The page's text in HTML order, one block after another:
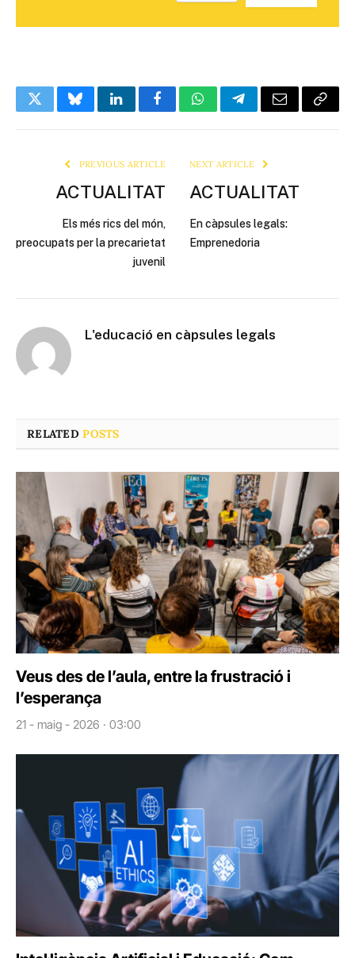
TwitterBlueskyLinkedInFacebookWhatsAppTelegramEmail Copy
PREVIOUS ARTICLE
ACTUALITAT
Els més rics del món,
preocupats per la precarietat
juvenil
NEXT ARTICLE
ACTUALITAT
En càpsules legals:
Emprenedoria
L'educació en càpsules legals
RELATEDPOSTS
Veus des de l’aula, entre la frustració i
l’esperança
21 - maig - 2026 · 03:00